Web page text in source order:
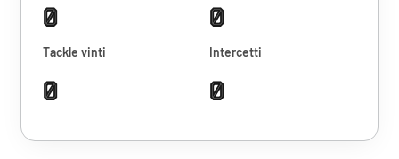
0 0
Tackle vinti
0
Intercetti
0